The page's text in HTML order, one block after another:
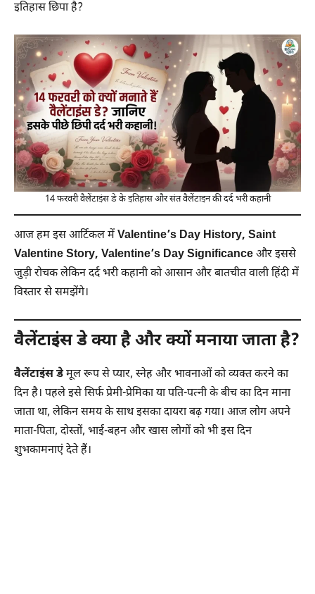
इतिहास छिपा है?
14 फरवरी वैलेंटाइंस डे के इतिहास और संत वैलेंटाइन की दर्द भरी कहानी
आज हम इस आर्टिकल मेंValentine’s Day History, Saint
Valentine Story, Valentine’s Day Significanceऔर इससे
जुड़ी रोचक लेकिन दर्द भरी कहानी को आसान और बातचीत वाली हिंदी में
विस्तार से समझेंगे।
वैलेंटाइंस डे क्या है और क्यों मनाया जाता है?
वैलेंटाइंस डेमूल रूप से प्यार, स्नेह और भावनाओं को व्यक्त करने का
दिन है। पहले इसे सिर्फ प्रेमी-प्रेमिका या पति-पत्नी के बीच का दिन माना
जाता था, लेकिन समय के साथ इसका दायरा बढ़ गया। आज लोग अपने
माता-पिता, दोस्तों, भाई-बहन और खास लोगों को भी इस दिन
शुभकामनाएं देते हैं।